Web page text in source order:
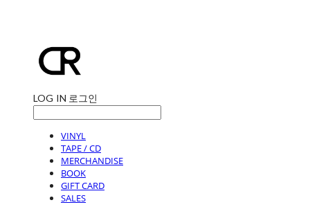
LOG IN 로그인
VINYL
TAPE / CD
MERCHANDISE
BOOK
GIFT CARD
SALES